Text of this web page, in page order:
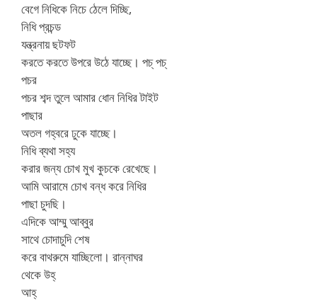
বেগে নিধিকে নিচে ঠেলে দিচ্ছি,
নিধি প্রচন্ড
যন্ত্রনায় ছটফট
করতে করতে উপরে উঠে যাচ্ছে। পচ্ পচ্
পচর
পচর শব্দ তুলে আমার ধোন নিধির টাইট
পাছার
অতল গহ্বরে ঢুকে যাচ্ছে।
নিধি ব্যথা সহ্য
করার জন্য চোখ মুখ কুচকে রেখেছে।
আমি আরামে চোখ বন্ধ করে নিধির
পাছা চুদছি।
এদিকে আম্মু আব্বুর
সাথে চোদাচুদি শেষ
করে বাথরুমে যাচ্ছিলো। রান্নাঘর
থেকে উহ্
আহ্